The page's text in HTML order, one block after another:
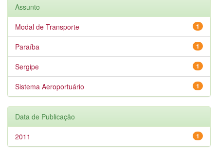
Assunto
1
Modal de Transporte
1
Paraíba
1
Sergipe
1
Sistema Aeroportuário
Data de Publicação
1
2011